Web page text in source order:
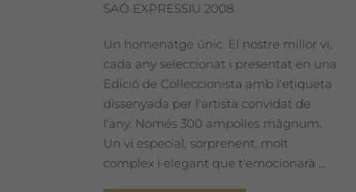
pàgina
del
producte
SAÓ EXPRESSIU 2008
Un homenatge únic. El nostre millor vi,
cada any seleccionat i presentat en una
Edició de Col·leccionista amb l'etiqueta
dissenyada per l'artista convidat de
l'any. Només 300 ampolles màgnum.
Un vi especial, sorprenent, molt
complex i elegant que t'emocionarà ...